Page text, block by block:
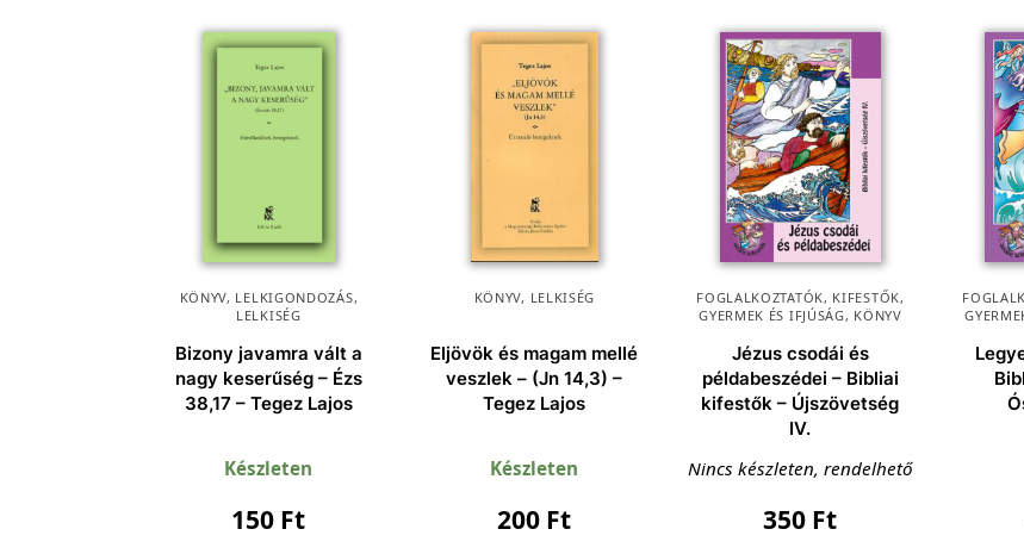
KÖNYV, LELKIGONDOZÁS,
LELKISÉG
Bizony javamra vált a
nagy keserűség – Ézs
38,17 – Tegez Lajos
Készleten
150 Ft
KÖNYV, LELKISÉG
Eljövök és magam mellé
veszlek – (Jn 14,3) –
Tegez Lajos
Készleten
200 Ft
FOGLALKOZTATÓK, KIFESTŐK,
GYERMEK ÉS IFJÚSÁG, KÖNYV
Jézus csodái és
példabeszédei – Bibliai
kifestők – Újszövetség
IV.
Nincs készleten, rendelhető
350 Ft